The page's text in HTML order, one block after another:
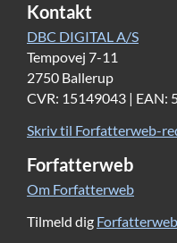
Kontakt
DBC DIGITAL A/S
Tempovej 7-11
2750 Ballerup
CVR: 15149043 | EAN:
Skriv til Forfatterweb-
Forfatterweb
Om Forfatterweb
Tilmeld dig